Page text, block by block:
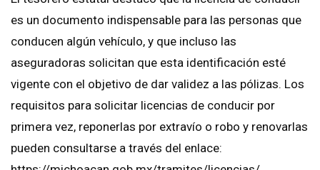
es un documento indispensable para las personas que
conducen algún vehículo, y que incluso las
aseguradoras solicitan que esta identificación esté
vigente con el objetivo de dar validez a las pólizas. Los
requisitos para solicitar licencias de conducir por
primera vez, reponerlas por extravío o robo y renovarlas
pueden consultarse a través del enlace: